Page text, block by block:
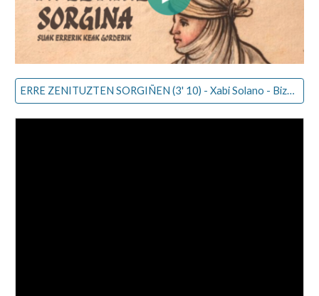
ERRE ZENITUZTEN SORGIÑEN (3' 10) - Xabi Solano - Bizkargi Dantza Elkartea